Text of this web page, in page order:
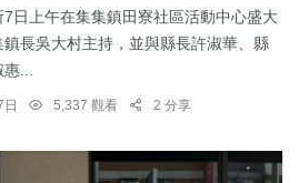
日上午在集集鎮田寮社區活動中心盛大
長吳大村主持，並與縣長許淑華、縣
...
5,337 觀看 2 分享